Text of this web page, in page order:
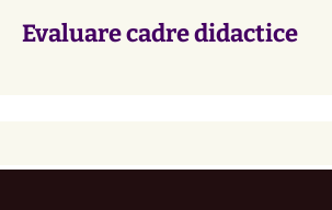
Evaluare cadre didactice